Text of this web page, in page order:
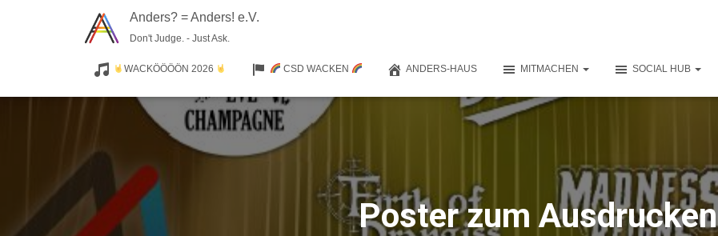
Anders? = Anders! e.V.
Don't Judge. - Just Ask.
WACKÖÖÖÖN 2026 CSD WACKEN ANDERS-HAUS MITMACHEN SOCIAL HUB
Poster zum Ausdrucken